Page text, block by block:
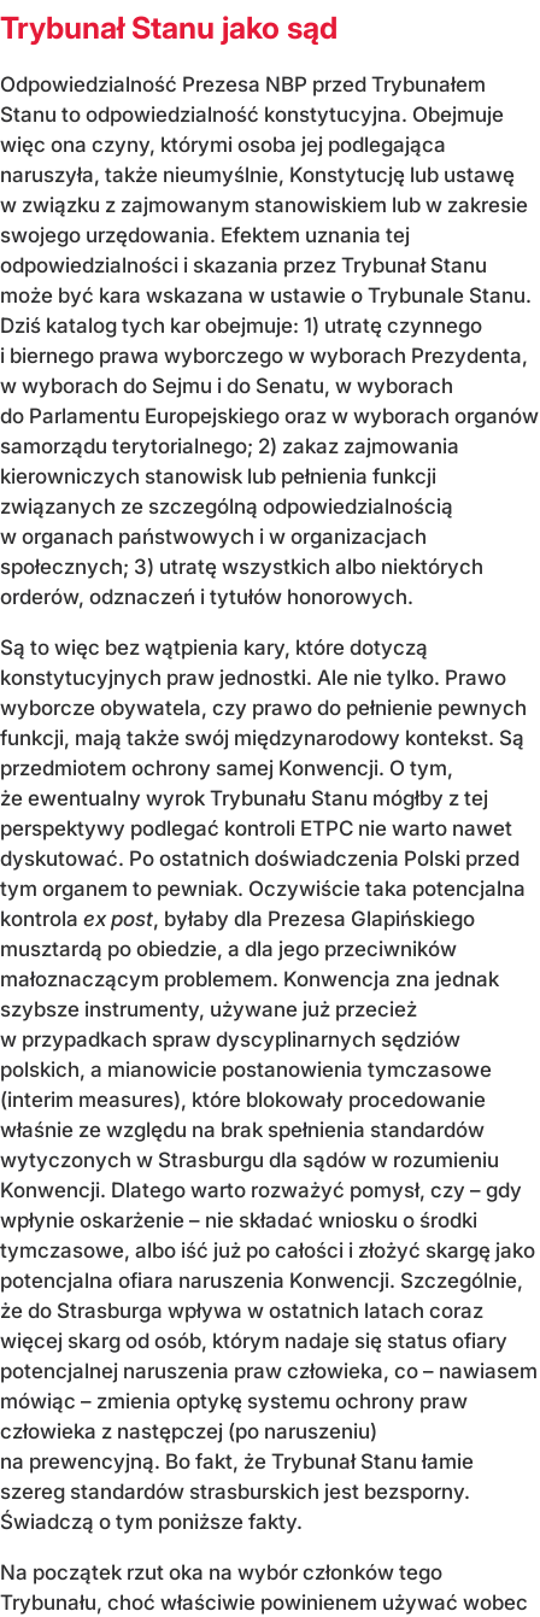
Trybunał Stanu jako sąd
Odpowiedzialność Prezesa NBP przed Trybunałem
Stanu to odpowiedzialność konstytucyjna. Obejmuje
więc ona czyny, którymi osoba jej podlegająca
naruszyła, także nieumyślnie, Konstytucję lub ustawę
w związku z zajmowanym stanowiskiem lub w zakresie
swojego urzędowania. Efektem uznania tej
odpowiedzialności i skazania przez Trybunał Stanu
może być kara wskazana w ustawie o Trybunale Stanu.
Dziś katalog tych kar obejmuje: 1) utratę czynnego
i biernego prawa wyborczego w wyborach Prezydenta,
w wyborach do Sejmu i do Senatu, w wyborach
do Parlamentu Europejskiego oraz w wyborach organów
samorządu terytorialnego; 2) zakaz zajmowania
kierowniczych stanowisk lub pełnienia funkcji
związanych ze szczególną odpowiedzialnością
w organach państwowych i w organizacjach
społecznych; 3) utratę wszystkich albo niektórych
orderów, odznaczeń i tytułów honorowych.
Są to więc bez wątpienia kary, które dotyczą
konstytucyjnych praw jednostki. Ale nie tylko. Prawo
wyborcze obywatela, czy prawo do pełnienie pewnych
funkcji, mają także swój międzynarodowy kontekst. Są
przedmiotem ochrony samej Konwencji. O tym,
że ewentualny wyrok Trybunału Stanu mógłby z tej
perspektywy podlegać kontroli ETPC nie warto nawet
dyskutować. Po ostatnich doświadczenia Polski przed
tym organem to pewniak. Oczywiście taka potencjalna
kontrola ex post, byłaby dla Prezesa Glapińskiego
musztardą po obiedzie, a dla jego przeciwników
małoznaczącym problemem. Konwencja zna jednak
szybsze instrumenty, używane już przecież
w przypadkach spraw dyscyplinarnych sędziów
polskich, a mianowicie postanowienia tymczasowe
(interim measures), które blokowały procedowanie
właśnie ze względu na brak spełnienia standardów
wytyczonych w Strasburgu dla sądów w rozumieniu
Konwencji. Dlatego warto rozważyć pomysł, czy – gdy
wpłynie oskarżenie – nie składać wniosku o środki
tymczasowe, albo iść już po całości i złożyć skargę jako
potencjalna ofiara naruszenia Konwencji. Szczególnie,
że do Strasburga wpływa w ostatnich latach coraz
więcej skarg od osób, którym nadaje się status ofiary
potencjalnej naruszenia praw człowieka, co – nawiasem
mówiąc – zmienia optykę systemu ochrony praw
człowieka z następczej (po naruszeniu)
na prewencyjną. Bo fakt, że Trybunał Stanu łamie
szereg standardów strasburskich jest bezsporny.
Świadczą o tym poniższe fakty.
Na początek rzut oka na wybór członków tego
Trybunału, choć właściwie powinienem używać wobec